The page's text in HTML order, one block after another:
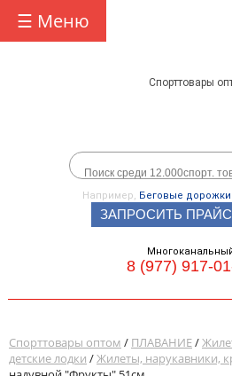
☰ Меню
Спорттовары
Например, Беговые дорожки
ЗАПРОСИТЬ
8 (977) 917-
Спорттовары оптом / ПЛАВАНИЕ/
детские лодки /Жилеты, нарукавники,